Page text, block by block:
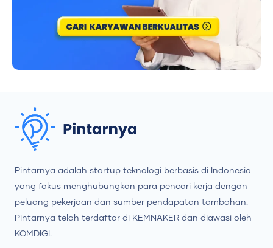
Pintarnya adalah startup teknologi berbasis di Indonesia
yang fokus menghubungkan para pencari kerja dengan
peluang pekerjaan dan sumber pendapatan tambahan.
Pintarnya telah terdaftar di KEMNAKER dan diawasi oleh
KOMDIGI.